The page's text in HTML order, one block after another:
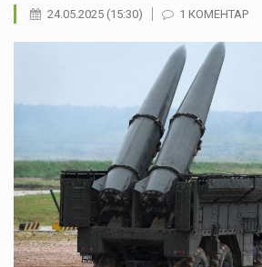
24.05.2025 (15:30) 1 КОМЕНТАР